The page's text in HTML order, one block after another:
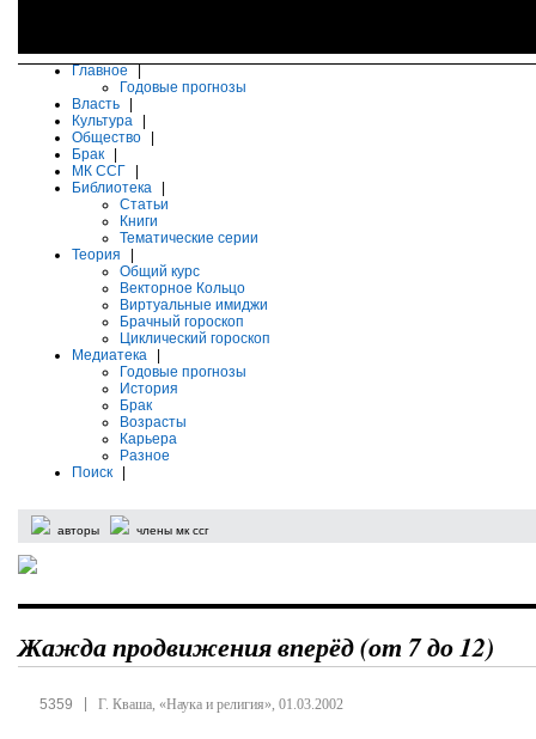
Главное
Годовые прогнозы
Власть
Культура
Общество
Брак
МК ССГ
Библиотека
Статьи
Книги
Тематические серии
Теория
Общий курс
Векторное Кольцо
Виртуальные имиджи
Брачный гороскоп
Циклический гороскоп
Медиатека
Годовые прогнозы
История
Брак
Возрасты
Карьера
Разное
Поиск
авторы члены мк ссг
Жажда продвижения вперёд (от 7 до 12)
5359 Г. Кваша, «Наука и религия», 01.03.2002